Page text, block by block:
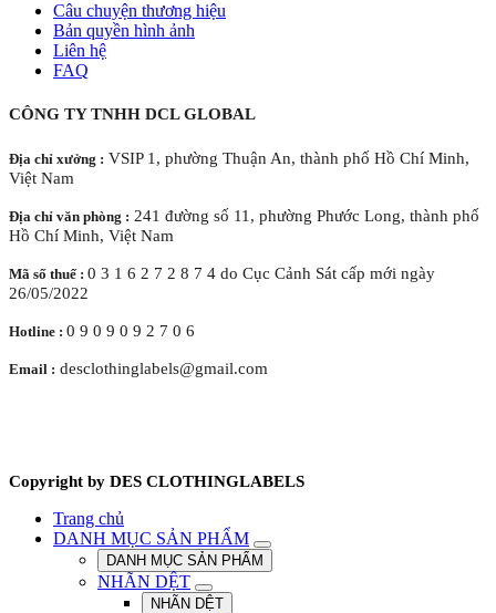
Câu chuyện thương hiệu
Bản quyền hình ảnh
Liên hệ
FAQ
CÔNG TY TNHH DCL GLOBAL
Địa chỉ xưởng : VSIP 1, phường Thuận An, thành phố Hồ Chí Minh,
Việt Nam
Địa chỉ văn phòng : 241 đường số 11, phường Phước Long, thành phố
Hồ Chí Minh, Việt Nam
Mã số thuế : 0 3 1 6 2 7 2 8 7 4 do Cục Cảnh Sát cấp mới ngày
26/05/2022
Hotline : 0 9 0 9 0 9 2 7 0 6
Email : desclothinglabels@gmail.com
Copyright by DES CLOTHINGLABELS
Trang chủ
DANH MỤC SẢN PHẨM
DANH MỤC SẢN PHẨM
NHÃN DỆT
NHÃN DỆT